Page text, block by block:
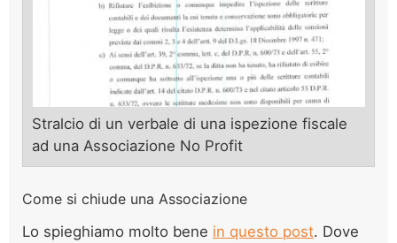
Stralcio di un verbale di una ispezione fiscale
ad una Associazione No Profit
Come si chiude una Associazione
Lo spieghiamo molto bene in questo post. Dove